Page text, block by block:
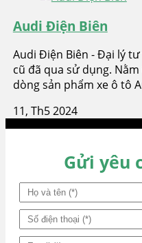
Audi Điện Biên
Audi Điện Biên - Đại lý
cũ đã qua sử dụng.
dòng sản phẩm xe ô tô
11, Th5 2024
Gửi yêu